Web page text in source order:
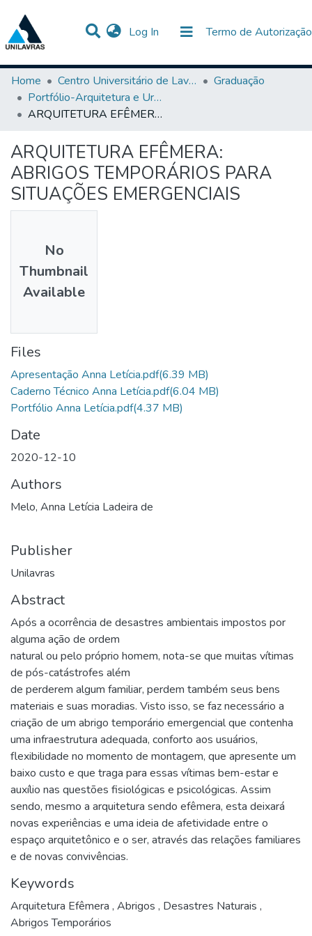
Log In (current) Termo de Autorização
Communities & Collections
Statistics
All of DSpace
Home
Centro Universitário de Lavras-UNILAVRAS
Graduação
Portfólio-Arquitetura e Urbanismo
ARQUITETURA EFÊMERA: ABRIGOS TEMPORÁRIOS PARA SITUAÇÕES EMERGENCIAIS
ARQUITETURA EFÊMERA:
ABRIGOS TEMPORÁRIOS PARA
SITUAÇÕES EMERGENCIAIS
No
Thumbnail
Available
Files
Apresentação Anna Letícia.pdf(6.39 MB)
Caderno Técnico Anna Letícia.pdf(6.04 MB)
Portfólio Anna Letícia.pdf(4.37 MB)
Date
2020-12-10
Authors
Melo, Anna Letícia Ladeira de
Publisher
Unilavras
Abstract
Após a ocorrência de desastres ambientais impostos por
alguma ação de ordem
natural ou pelo próprio homem, nota-se que muitas vítimas
de pós-catástrofes além
de perderem algum familiar, perdem também seus bens
materiais e suas moradias. Visto isso, se faz necessário a
criação de um abrigo temporário emergencial que contenha
uma infraestrutura adequada, conforto aos usuários,
flexibilidade no momento de montagem, que apresente um
baixo custo e que traga para essas vítimas bem-estar e
auxílio nas questões fisiológicas e psicológicas. Assim
sendo, mesmo a arquitetura sendo efêmera, esta deixará
novas experiências e uma ideia de afetividade entre o
espaço arquitetônico e o ser, através das relações familiares
e de novas convivências.
Keywords
Arquitetura Efêmera , Abrigos , Desastres Naturais ,
Abrigos Temporários